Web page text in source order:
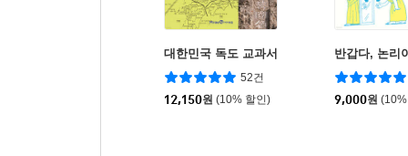
대한민국 독도 교과서
52건
12,150원 (10% 할인)
반갑다, 논리
9,000원